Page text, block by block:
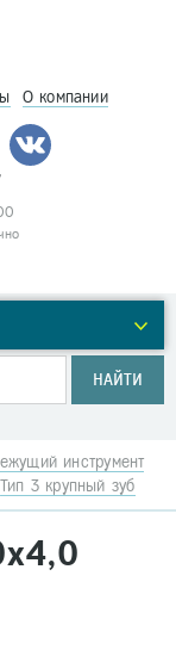
О компании
НАЙТИ
инструмент
Тип 3 крупный зуб